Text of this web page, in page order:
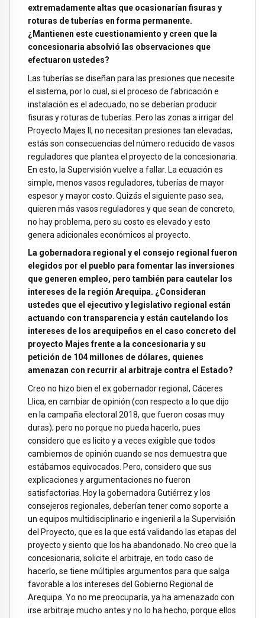
extremadamente altas que ocasionarían fisuras y
roturas de tuberías en forma permanente.
¿Mantienen este cuestionamiento y creen que la
concesionaria absolvió las observaciones que
efectuaron ustedes?
Las tuberías se diseñan para las presiones que necesite
el sistema, por lo cual, si el proceso de fabricación e
instalación es el adecuado, no se deberían producir
fisuras y roturas de tuberías. Pero las zonas a irrigar del
Proyecto Majes II, no necesitan presiones tan elevadas,
estás son consecuencias del número reducido de vasos
reguladores que plantea el proyecto de la concesionaria.
En esto, la Supervisión vuelve a fallar. La ecuación es
simple, menos vasos reguladores, tuberías de mayor
espesor y mayor costo. Quizás el siguiente paso sea,
quieren más vasos reguladores y que sean de concreto,
no hay problema, pero su costo es elevado y esto
genera adicionales económicos al proyecto.
La gobernadora regional y el consejo regional fueron
elegidos por el pueblo para fomentar las inversiones
que generen empleo, pero también para cautelar los
intereses de la región Arequipa. ¿Consideran
ustedes que el ejecutivo y legislativo regional están
actuando con transparencia y están cautelando los
intereses de los arequipeños en el caso concreto del
proyecto Majes frente a la concesionaria y su
petición de 104 millones de dólares, quienes
amenazan con recurrir al arbitraje contra el Estado?
Creo no hizo bien el ex gobernador regional, Cáceres
Llica, en cambiar de opinión (con respecto a lo que dijo
en la campaña electoral 2018, que fueron cosas muy
duras); pero no porque no pueda hacerlo, pues
considero que es licito y a veces exigible que todos
cambiemos de opinión cuando se nos demuestra que
estábamos equivocados. Pero, considero que sus
explicaciones y argumentaciones no fueron
satisfactorias. Hoy la gobernadora Gutiérrez y los
consejeros regionales, deberían tener como soporte a
un equipos multidisciplinario e ingenieril a la Supervisión
del Proyecto, que es la que está validando las etapas del
proyecto y siento que los ha abandonado. No creo que la
concesionaria, solicite el arbitraje, en todo caso de
hacerlo, se tiene múltiples argumentos para que salga
favorable a los intereses del Gobierno Regional de
Arequipa. Yo no me preocuparía, ya ha amenazado con
irse arbitraje mucho antes y no lo ha hecho, porque ellos